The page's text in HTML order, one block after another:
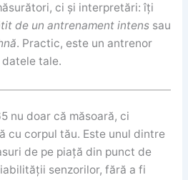
ci și interpretări: îți
de un antrenament intenssau
. Practic, este un antrenor
tale.
nu doar că măsoară, ci
cu corpul tău. Este unul dintre
de pe piață din punct de
senzorilor, fără a fi